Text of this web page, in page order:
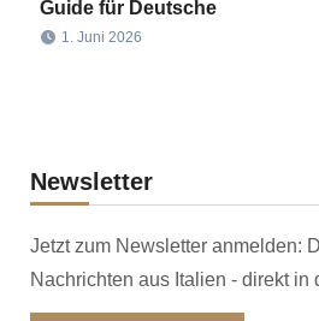
Guide für Deutsche
1. Juni 2026
Newsletter
Jetzt zum Newsletter anmelden:
Nachrichten aus Italien - direkt in